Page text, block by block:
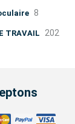
8
TRAVAIL 202